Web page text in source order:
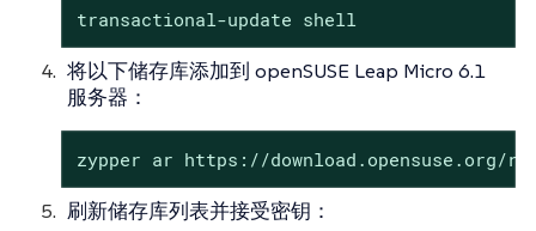
transactional-update shell
将以下储存库添加到 openSUSE Leap Micro 6.1
服务器：
zypper ar https://download.opensuse.org/
刷新储存库列表并接受密钥：